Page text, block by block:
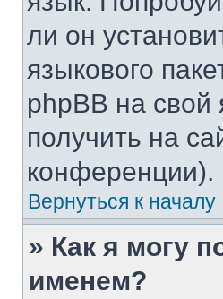
ли он
языкового
phpBB на
получить на
конференции).
Вернуться к началу
» Как я могу
именем?